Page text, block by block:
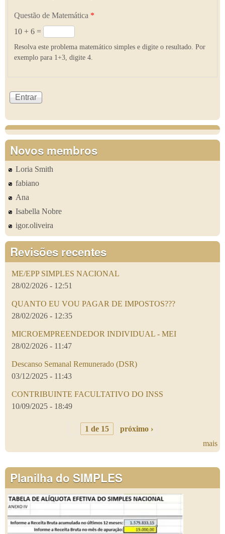
Questão de Matemática *
10 + 6 =
Resolva este problema matemático simples e digite o resultado. Por
exemplo para 1+3, digite 4.
Novos membros
Loria Smith
fabiano
Ana
Isabella Nobre
igor.oliveira
Revisões recentes
ME/EPP SIMPLES NACIONAL
28/02/2026 - 12:51
QUANTO EU VOU PAGAR DE IMPOSTOS???
28/02/2026 - 12:35
MICROEMPREENDEDOR INDIVIDUAL - MEI
28/02/2026 - 11:47
Descanso Semanal Remunerado (DSR)
03/12/2025 - 11:43
CONTRIBUINTE FACULTATIVO DO INSS
10/09/2025 - 18:49
1 de 15
próximo ›
mais
Planilha do SIMPLES